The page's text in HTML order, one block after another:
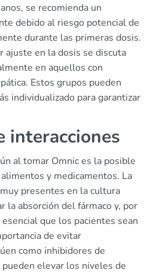
se recomienda un
debido al riesgo potencial de
durante las primeras dosis.
ajuste en la dosis se discuta
en aquellos con
Estos grupos pueden
individualizado para garantizar
interacciones
al tomar Omnic es la posible
y medicamentos. La
presentes en la cultura
la absorción del fármaco y, por
que los pacientes sean
de evitar
como inhibidores de
elevar los niveles de